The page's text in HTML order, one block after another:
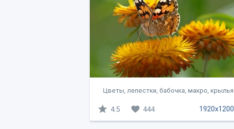
Цветы, лепестки, бабочка, макро, крылья
1920x1200
4.5 444